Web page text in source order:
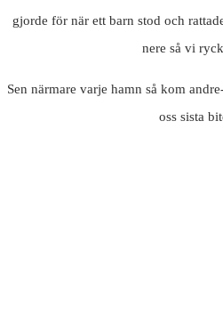
gjorde för när ett barn stod och
nere så vi
Sen närmare varje hamn så kom
oss sista